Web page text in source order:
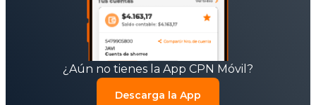
¿Aún no tienes la App CPN Móvil?
Descarga la App